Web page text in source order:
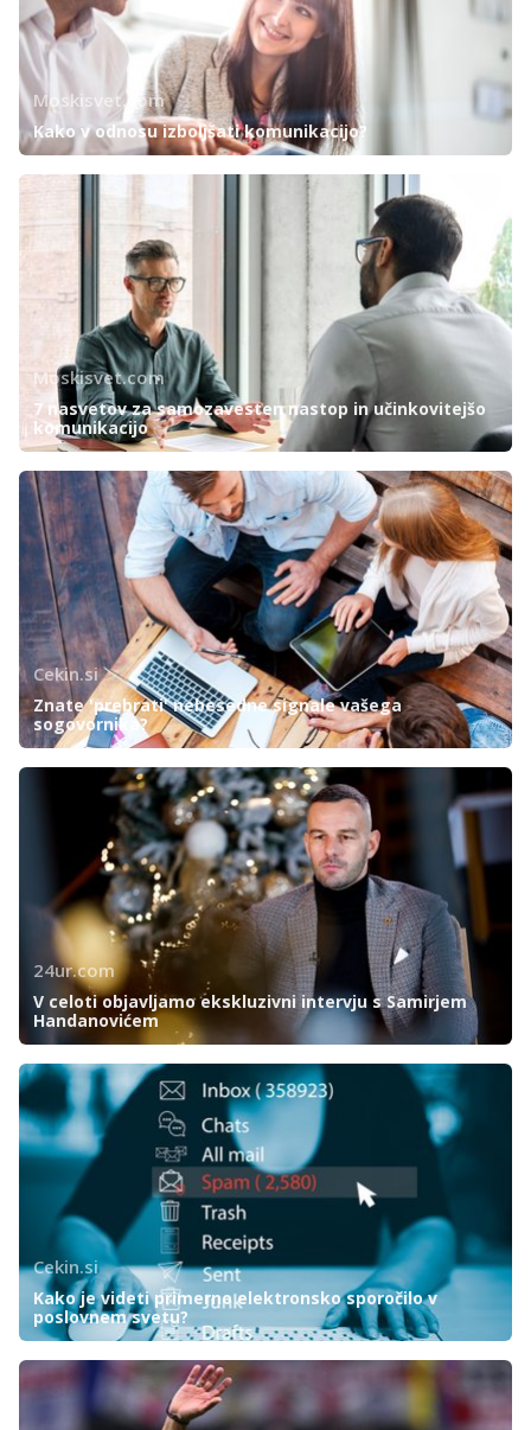
Moskisvet.com
Kako v odnosu izboljšati komunikacijo?
Moskisvet.com
7 nasvetov za samozavesten nastop in učinkovitejšo
komunikacijo
Cekin.si
Znate 'prebrati' nebesedne signale vašega
sogovornika?
24ur.com
V celoti objavljamo ekskluzivni intervju s Samirjem
Handanovićem
Cekin.si
Kako je videti primerno elektronsko sporočilo v
poslovnem svetu?